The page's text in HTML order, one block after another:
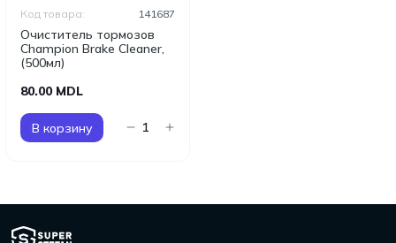
Очиститель тормозов
Champion Brake Cleaner,
(500мл)
Код товара: 141687
80.00 MDL
В корзину